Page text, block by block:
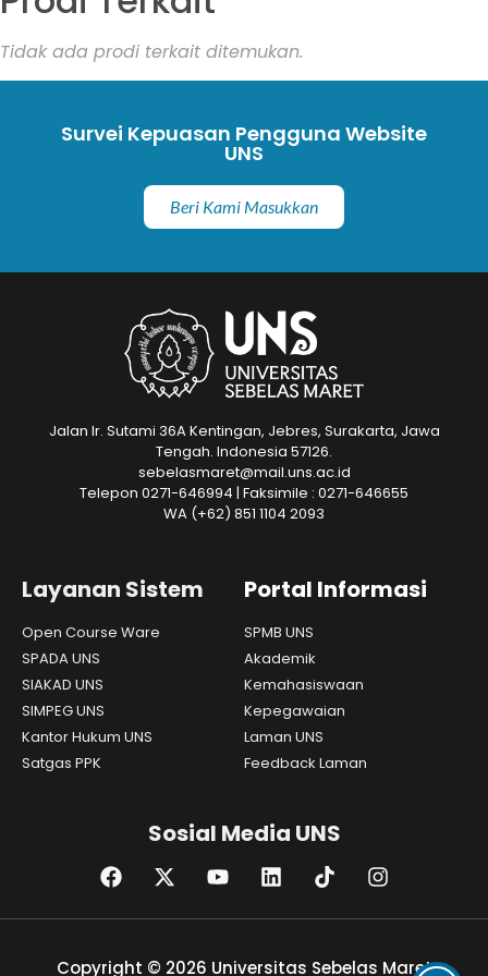
Tidak ada prodi terkait ditemukan.
Survei Kepuasan Pengguna Website
UNS
Beri Kami Masukkan
Jalan Ir. Sutami 36A Kentingan, Jebres, Surakarta, Jawa
Tengah. Indonesia 57126.
sebelasmaret@mail.uns.ac.id
Telepon 0271-646994 | Faksimile : 0271-646655
WA (+62) 851 1104 2093
Layanan Sistem
Open Course Ware
SPADA UNS
SIAKAD UNS
SIMPEG UNS
Kantor Hukum UNS
Satgas PPK
Portal Informasi
SPMB UNS
Akademik
Kemahasiswaan
Kepegawaian
Laman UNS
Feedback Laman
Sosial Media UNS
Copyright © 2026 Universitas Sebelas Maret